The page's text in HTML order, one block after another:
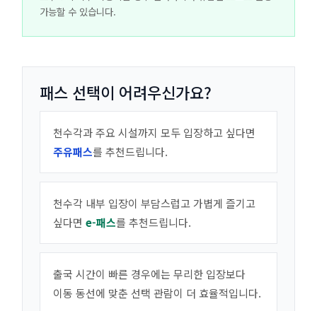
가능할 수 있습니다.
패스 선택이 어려우신가요?
천수각과 주요 시설까지 모두 입장하고 싶다면
주유패스를 추천드립니다.
천수각 내부 입장이 부담스럽고 가볍게 즐기고
싶다면 e-패스를 추천드립니다.
출국 시간이 빠른 경우에는 무리한 입장보다
이동 동선에 맞춘 선택 관람이 더 효율적입니다.